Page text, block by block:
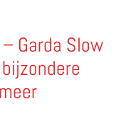
Garda Slow